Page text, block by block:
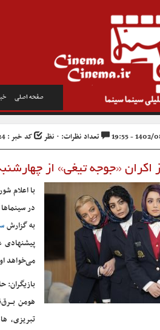
صفحه اصلی
تعداد نظرات: ۰ نظر کد خبر : 191824
اکران «جوجه تیغی» از
در
به گزارش
پیشنهادی
می‌خواهد
بازیگران:
هومن
تبریزی،